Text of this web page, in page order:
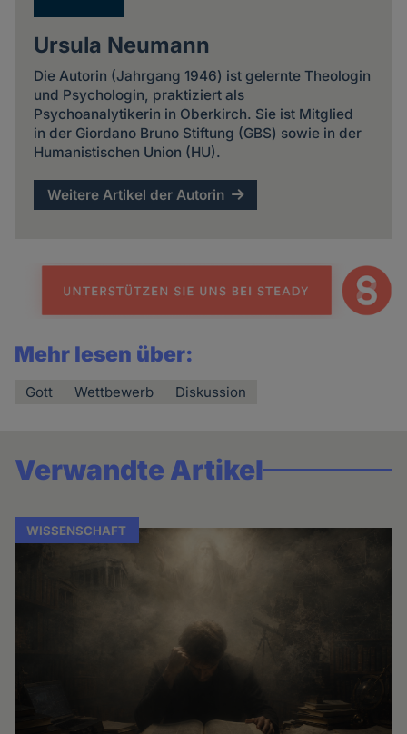
Ursula Neumann
Die Autorin (Jahrgang 1946) ist gelernte Theologin
und Psychologin, praktiziert als
Psychoanalytikerin in Oberkirch. Sie ist Mitglied
in der Giordano Bruno Stiftung (GBS) sowie in der
Humanistischen Union (HU).
Weitere Artikel der Autorin
Mehr lesen über:
Gott Wettbewerb Diskussion
Verwandte Artikel
WISSENSCHAFT